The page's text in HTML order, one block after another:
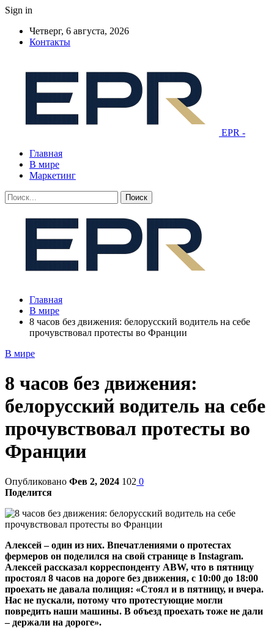
Sign in
Четверг, 6 августа, 2026
Контакты
EPR -
Главная
В мире
Маркетинг
Главная
В мире
8 часов без движения: белорусский водитель на себе
прочувствовал протесты во Франции
В мире
8 часов без движения:
белорусский водитель на себе
прочувствовал протесты во
Франции
Опубликовано Фев 2, 2024 102 0
Поделится
Алексей – один из них. Впечатлениями о протестах
фермеров он поделился на свой странице в Instagram.
Алексей рассказал корреспонденту ABW, что в пятницу
простоял 8 часов на дороге без движения, с 10:00 до 18:00
проехать не давала полиция: «Стоял и в пятницу, и вчера.
Нас не пускали, потому что протестующие могли
повредить наши машины. В объезд проехать тоже не дали
– держали на дороге».